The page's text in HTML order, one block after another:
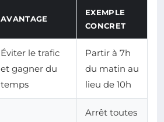
AVANTAGE
EXEMPLE
CONCRET
Éviter le trafic
et gagner du
temps
Partir à 7h
du matin au
lieu de 10h
Arrêt toutes